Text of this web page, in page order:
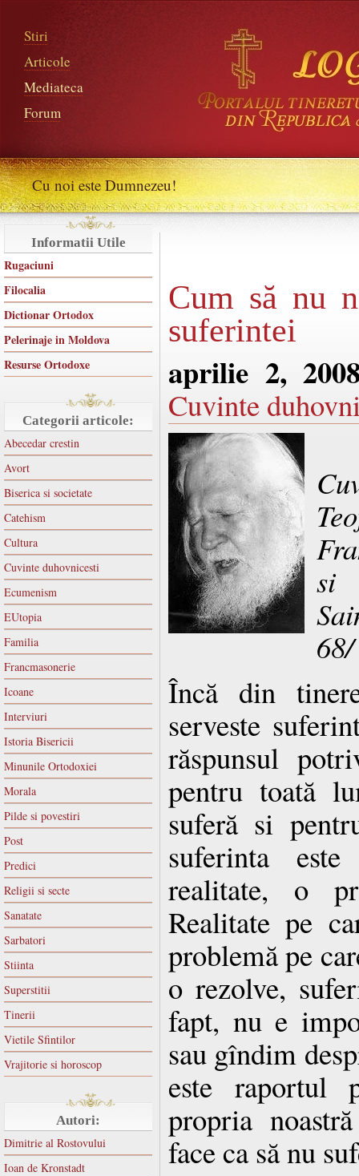
Stiri
Articole
Mediateca
Forum
Cu noi este Dumnezeu!
Informatii Utile
Rugaciuni
Filocalia
Dictionar Ortodox
Pelerinaje in Moldova
Resurse Ortodoxe
Categorii articole:
Abecedar crestin
Avort
Biserica si societate
Catehism
Cultura
Cuvinte duhovnicesti
Ecumenism
EUtopia
Familia
Francmasonerie
Icoane
Interviuri
Istoria Bisericii
Minunile Ortodoxiei
Morala
Pilde si povestiri
Post
Predici
Religii si secte
Sanatate
Sarbatori
Stiinta
Superstitii
Tinerii
Vietile Sfintilor
Vrajitorie si horoscop
Autori:
Dimitrie al Rostovului
Ioan de Kronstadt
Cum să nu
suferintei
aprilie 2,
Cuvinte
si
Încă din
serveste
răspunsul
pentru toată
suferă si
suferinta
realitate, o
Realitate pe
problemă pe
o rezolve,
fapt, nu e
sau gîndim
este
propria
face ca să nu